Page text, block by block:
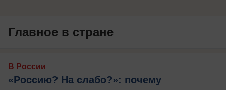
Главное в стране
В России
«Россию? На слабо?»: почему